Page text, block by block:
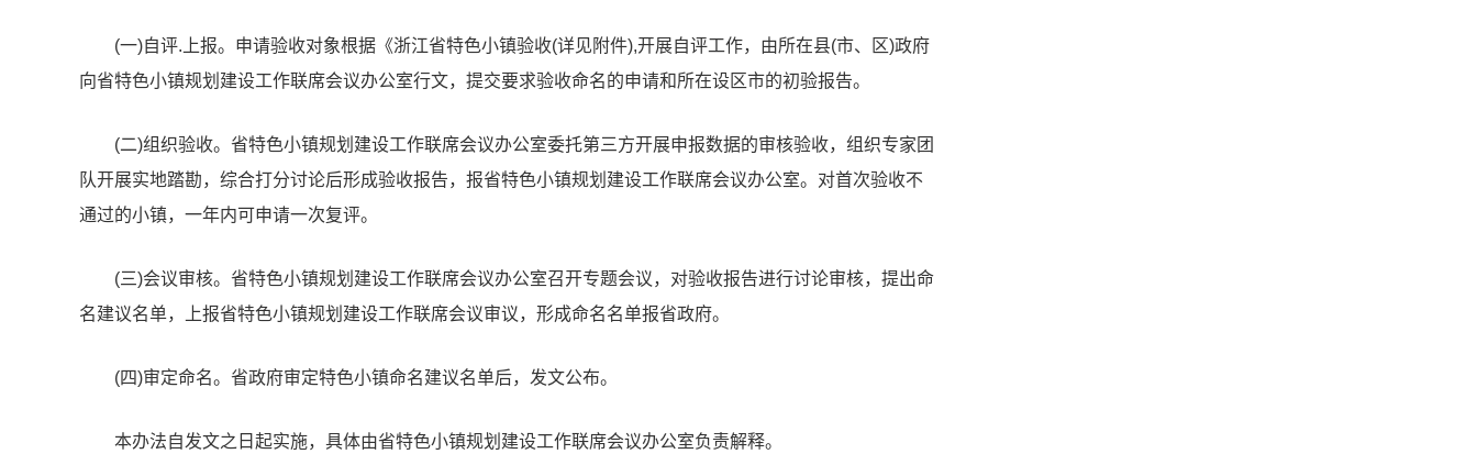
(一)自评.上报。申请验收对象根据《浙江省特色小镇验收(详见附件),开展自评工作，由所在县(市、区)政府
向省特色小镇规划建设工作联席会议办公室行文，提交要求验收命名的申请和所在设区市的初验报告。
(二)组织验收。省特色小镇规划建设工作联席会议办公室委托第三方开展申报数据的审核验收，组织专家团
队开展实地踏勘，综合打分讨论后形成验收报告，报省特色小镇规划建设工作联席会议办公室。对首次验收不
通过的小镇，一年内可申请一次复评。
(三)会议审核。省特色小镇规划建设工作联席会议办公室召开专题会议，对验收报告进行讨论审核，提出命
名建议名单，上报省特色小镇规划建设工作联席会议审议，形成命名名单报省政府。
(四)审定命名。省政府审定特色小镇命名建议名单后，发文公布。
本办法自发文之日起实施，具体由省特色小镇规划建设工作联席会议办公室负责解释。